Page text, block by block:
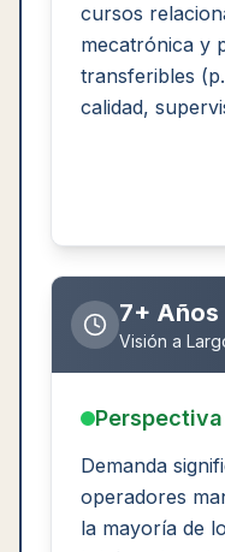
cursos
mecatrónica y
transferibles
calidad,
7+ Años
Visión a
Demanda
operadores
la mayoría de